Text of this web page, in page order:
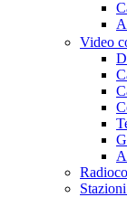
Video